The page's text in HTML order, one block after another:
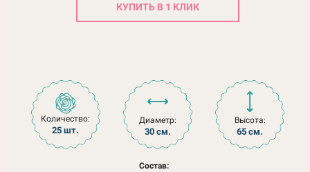
КУПИТЬ В 1 КЛИК
Количество:
25 шт.
Диаметр:
30 см.
Высота:
65 см.
Состав: